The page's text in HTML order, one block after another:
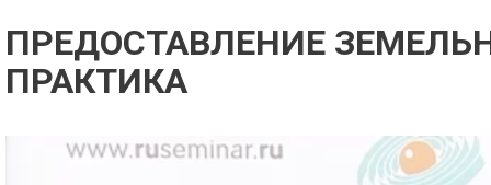
ПРЕДОСТАВЛЕНИЕ
ПРАКТИКА
Предварительный просмотр.